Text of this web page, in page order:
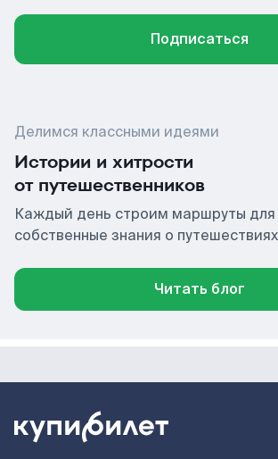
Подписаться
Делимся классными идеями
Истории и хитрости
от путешественников
Каждый день строим маршруты для
собственные знания о путешествиях
Читать блог